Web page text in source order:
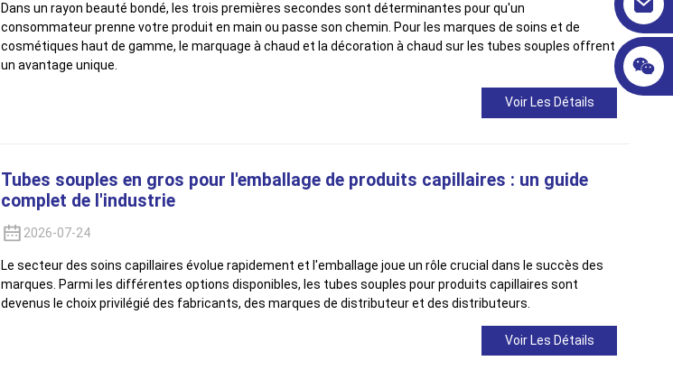
Dans un rayon beauté bondé, les trois premières secondes sont déterminantes pour qu'un
consommateur prenne votre produit en main ou passe son chemin. Pour les marques de soins et de
cosmétiques haut de gamme, le marquage à chaud et la décoration à chaud sur les tubes souples offrent
un avantage unique.
Voir Les Détails
Tubes souples en gros pour l'emballage de produits capillaires : un guide
complet de l'industrie
2026-07-24
Le secteur des soins capillaires évolue rapidement et l'emballage joue un rôle crucial dans le succès des
marques. Parmi les différentes options disponibles, les tubes souples pour produits capillaires sont
devenus le choix privilégié des fabricants, des marques de distributeur et des distributeurs.
Voir Les Détails